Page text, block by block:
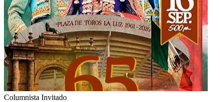
Columnista Invitado